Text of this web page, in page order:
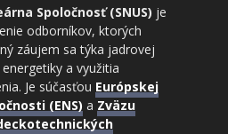
Spoločnosť (SNUS) je
odborníkov, ktorých
záujem sa týka jadrovej
a využitia
Je súčasťou Európskej
(ENS) a Zväzu